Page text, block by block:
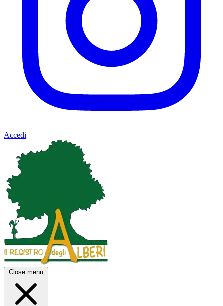
Accedi
Close menu